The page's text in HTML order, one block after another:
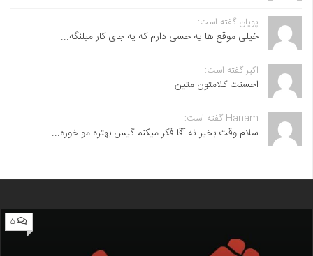
پویان گفته است:
خیلی موقع ها یه حسی دارم که یه جای کار میلنگه...
اکبر گفته است:
احسنت ‌کلامتون متین
Hanam گفته است:
سلام وقت بخیر نه آقا فکر میکنم گیس بهتره مو خوره...
۵